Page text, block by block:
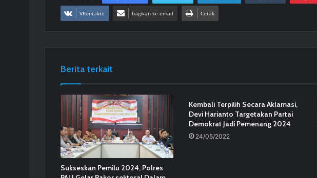
VKontakte bagikan ke email Cetak
Berita terkait
Sukseskan Pemilu 2024, Polres
Kembali Terpilih Secara Aklamasi,
Devi Harianto Targetakan Partai
Demokrat Jadi Pemenang 2024
24/05/2022